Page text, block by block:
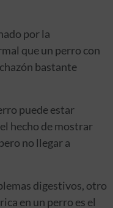
por la
que un perro con
bastante
puede estar
hecho de mostrar
no llegar a
digestivos, otro
en un perro es el